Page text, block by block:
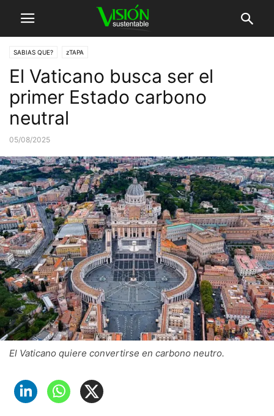
SABIAS QUE? zTAPA
El Vaticano busca ser el
primer Estado carbono
neutral
05/08/2025
El Vaticano quiere convertirse en carbono neutro.